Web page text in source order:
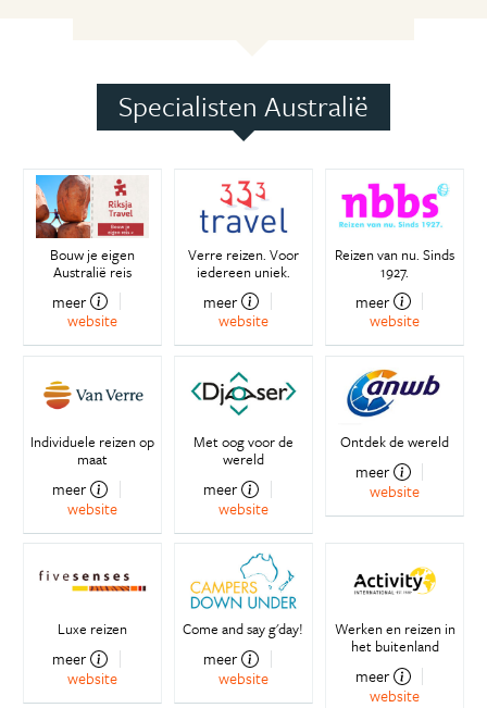
Specialisten Australië
Bouw je eigen
Australië reis
meer
website
Verre reizen. Voor
iedereen uniek.
meer
website
Reizen van nu. Sinds
1927.
meer
website
Individuele reizen op
maat
meer
website
Met oog voor de
wereld
meer
website
Ontdek de wereld
meer
website
Luxe reizen
meer
website
Come and say g'day!
meer
website
Werken en reizen in
het buitenland
meer
website